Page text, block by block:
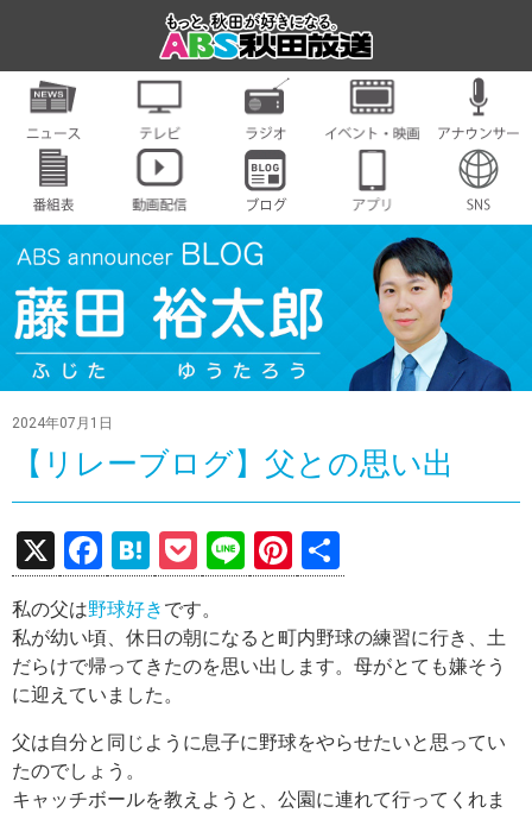
2024年07月1日
【リレーブログ】父との思い出
X
F
a
ce
b
o
o
k
H
at
e
n
a
P
o
ck
et
Li
n
e
Pi
nt
er
es
有
私の父は野球好き です。
私が幼い頃、休日の朝になると町内野球の練習に行き、土
だらけで帰ってきたのを思い出します。母がとても嫌そう
に迎えていました。
父は自分と同じように息子に野球をやらせたいと思ってい
たのでしょう。
キャッチボールを教えようと、公園に連れて行ってくれま